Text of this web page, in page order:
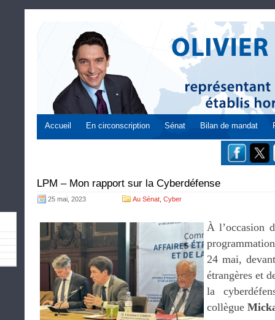
Accueil En circonscription Sénat Bilan de mandat
LPM – Mon rapport sur la Cyberdéfense
25 mai, 2023 Au Sénat Cyber
À l’occasion
24 mai,
étrangères et
la
collègue